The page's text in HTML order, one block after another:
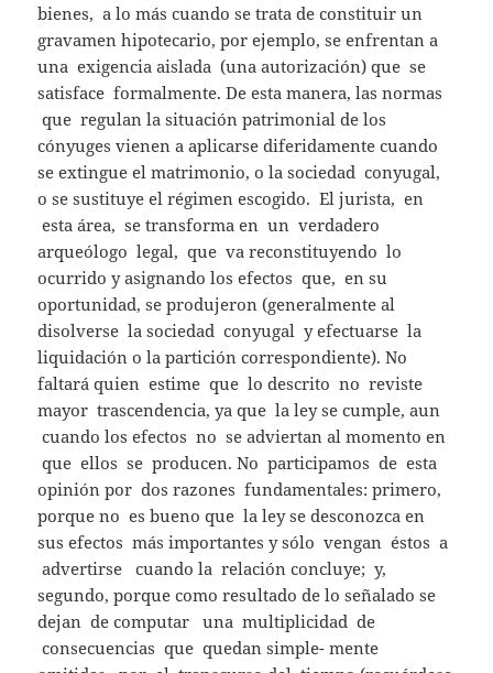
bienes, a lo más cuando se trata de constituir un
gravamen hipotecario, por ejemplo, se enfrentan a
una exigencia aislada (una autorización) que se
satisface formalmente. De esta manera, las normas
que regulan la situación patrimonial de los
cónyuges vienen a aplicarse diferidamente cuando
se extingue el matrimonio, o la sociedad conyugal,
o se sustituye el régimen escogido. El jurista, en
esta área, se transforma en un verdadero
arqueólogo legal, que va reconstituyendo lo
ocurrido y asignando los efectos que, en su
oportunidad, se produjeron (generalmente al
disolverse la sociedad conyugal y efectuarse la
liquidación o la partición correspondiente). No
faltará quien estime que lo descrito no reviste
mayor trascendencia, ya que la ley se cumple, aun
cuando los efectos no se adviertan al momento en
que ellos se producen. No participamos de esta
opinión por dos razones fundamentales: primero,
porque no es bueno que la ley se desconozca en
sus efectos más importantes y sólo vengan éstos a
advertirse cuando la relación concluye; y,
segundo, porque como resultado de lo señalado se
dejan de computar una multiplicidad de
consecuencias que quedan simple- mente